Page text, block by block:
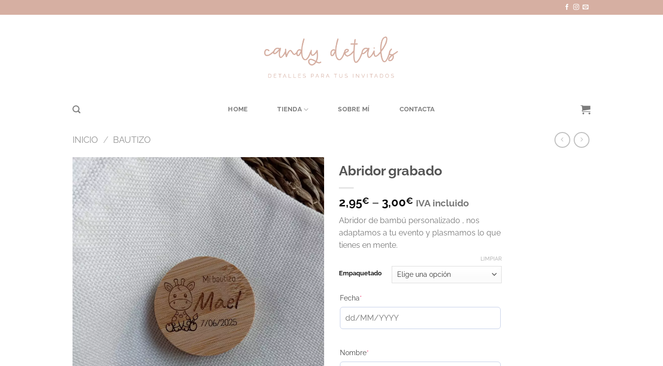
al
HOME TIENDA SOBRE MÍ CONTACTA
INICIO / BAUTIZO
Abridor grabado
2,95€ – 3,00€ IVA incluido
Abridor de bambú personalizado , nos
adaptamos a tu evento y plasmamos lo que
tienes en mente.
Empaquetado
LIMPIAR
Fecha*
Nombre*